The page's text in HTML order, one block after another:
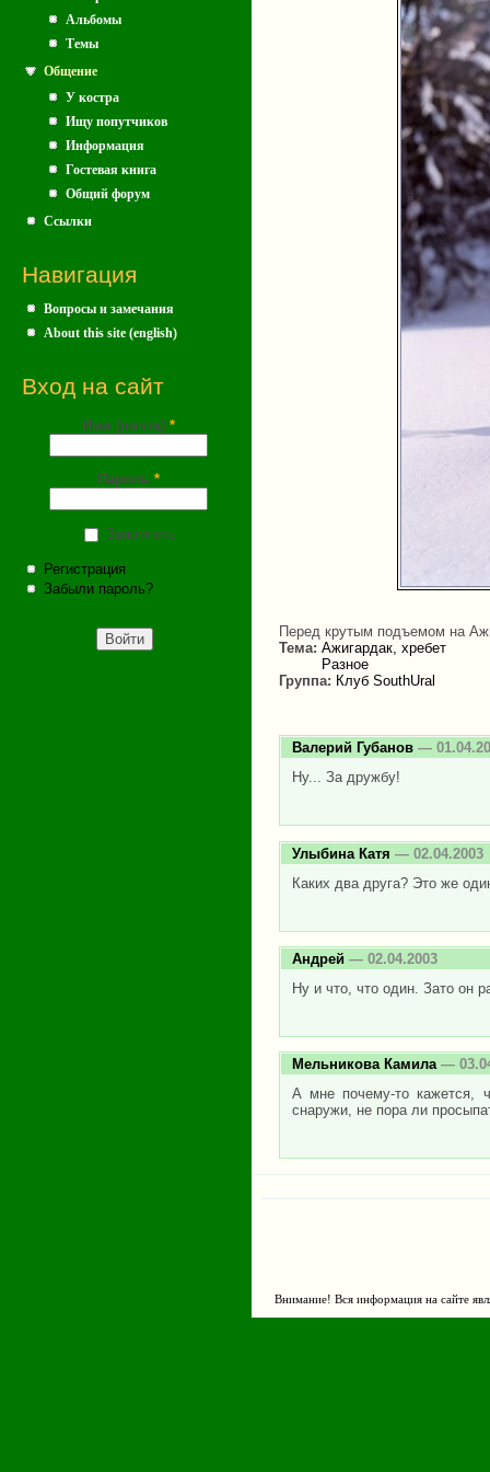
Альбомы
Темы
Общение
У костра
Ищу попутчиков
Информация
Гостевая книга
Общий форум
Ссылки
Навигация
Вопросы и замечания
About this site (english)
Вход на сайт
Имя (почта) *
Пароль *
Запомнить
Регистрация
Забыли пароль?
Перед крутым подъемом на
Тема: Ажигардак, хребет
Разное
Группа: Клуб SouthUral
Валерий Губанов —
Ну... За дружбу!
Улыбина Катя — 02.04.2003
Каких два друга? Это же
Андрей — 02.04.2003
Ну и что, что один. Зато он
Мельникова Камила—
А мне почему-то кажется,
снаружи, не пора ли
Внимание! Вся информация на сайте